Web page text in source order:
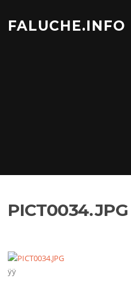
contenu
FALUCHE.INFO
PICT0034.JPG
ÿÿ